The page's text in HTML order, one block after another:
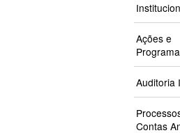
Ações e
Auditoria
Contas